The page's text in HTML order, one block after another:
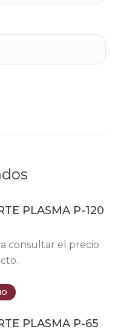
PLASMA P-120
consultar el precio
PLASMA P-65